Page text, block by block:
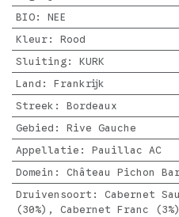
BIO: NEE
Kleur: Rood
Sluiting: KURK
Land : Frankrijk
Streek : Bordeaux
Gebied : Rive Gauche
Appellatie : Pauillac AC
Domein : Château Pichon
Druivensoort : Cabernet
(30%), Cabernet Franc